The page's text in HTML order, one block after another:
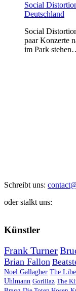
Social
Deutschland
Social
paar Konzerte
im Park
Schreibt uns:
oder stalkt uns:
Künstler
Frank Turner
Brian Fallon
Noel Gallagher The
Uhlmann Gorillaz The